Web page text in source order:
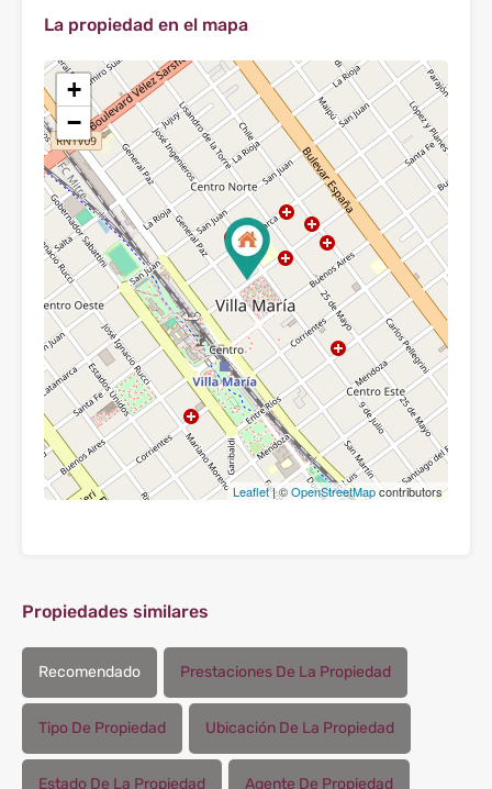
La propiedad en el mapa
+
−
Leaflet| ©OpenStreetMapcontributors
Propiedades similares
Recomendado Prestaciones De La Propiedad
Tipo De Propiedad Ubicación De La Propiedad
Estado De La Propiedad Agente De Propiedad